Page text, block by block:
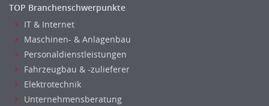
Finanzen Prozessmanagement
Rechnungswesen
Revision
Steuern
TOP Branchenschwerpunkte
IT & Internet
Maschinen- & Anlagenbau
Personaldienstleistungen
Fahrzeugbau & -zulieferer
Elektrotechnik
Unternehmensberatung